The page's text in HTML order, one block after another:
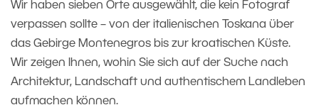
Wir haben sieben Orte ausgewählt, die kein Fotograf
verpassen sollte – von der italienischen Toskana über
das Gebirge Montenegros bis zur kroatischen Küste.
Wir zeigen Ihnen, wohin Sie sich auf der Suche nach
Architektur, Landschaft und authentischem Landleben
aufmachen können.